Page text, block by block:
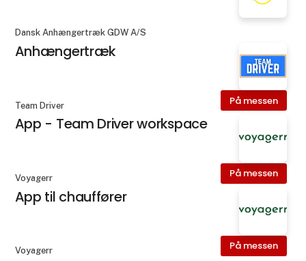
Dansk Anhængertræk GDW A/S
Anhængertræk
På messen
Team Driver
App - Team Driver workspace
På messen
Voyagerr
App til chauffører
På messen
Voyagerr